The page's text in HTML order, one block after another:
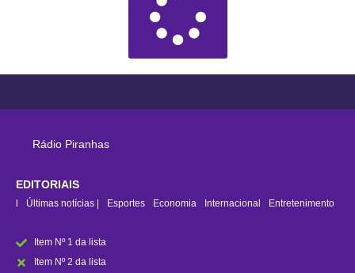
Rádio Piranhas
EDITORIAIS
Últimas notícias | Esportes Economia Internacional Entretenimento
Item Nº 1 da lista
Item Nº 2 da lista